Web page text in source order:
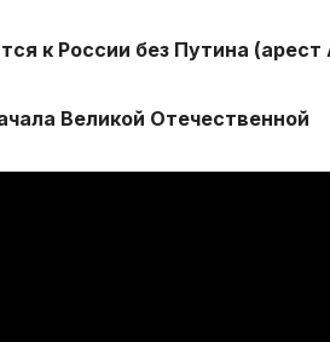
к России без Путина (арест
Великой Отечественной